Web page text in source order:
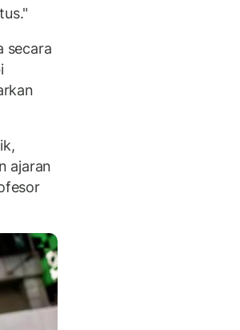
secara
ajaran